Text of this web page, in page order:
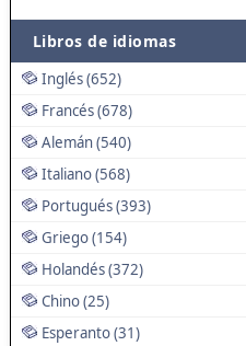
Libros de idiomas
Inglés (652)
Francés (678)
Alemán (540)
Italiano (568)
Portugués (393)
Griego (154)
Holandés (372)
Chino (25)
Esperanto (31)